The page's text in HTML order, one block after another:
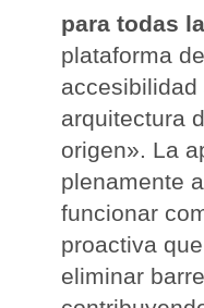
para todas
plataforma
arquitectura
origen». La
plenamente
funcionar
proactiva
eliminar